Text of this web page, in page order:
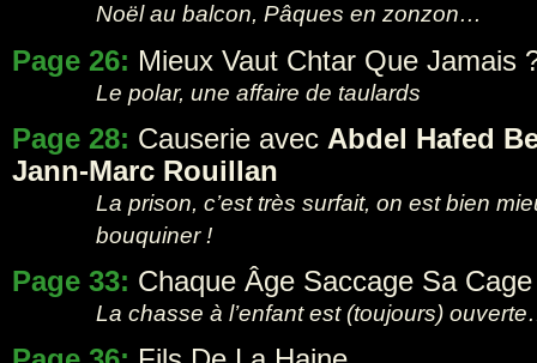
Noël au balcon, Pâques en zonzon…
Page 26: Mieux Vaut Chtar Que Jamais
Le polar, une affaire de taulards
Page 28: Causerie avec Abdel Hafed
Jann-Marc Rouillan
La prison, c’est très surfait, on est bien
bouquiner !
Page 33: Chaque Âge Saccage Sa Cage
La chasse à l’enfant est (toujours)